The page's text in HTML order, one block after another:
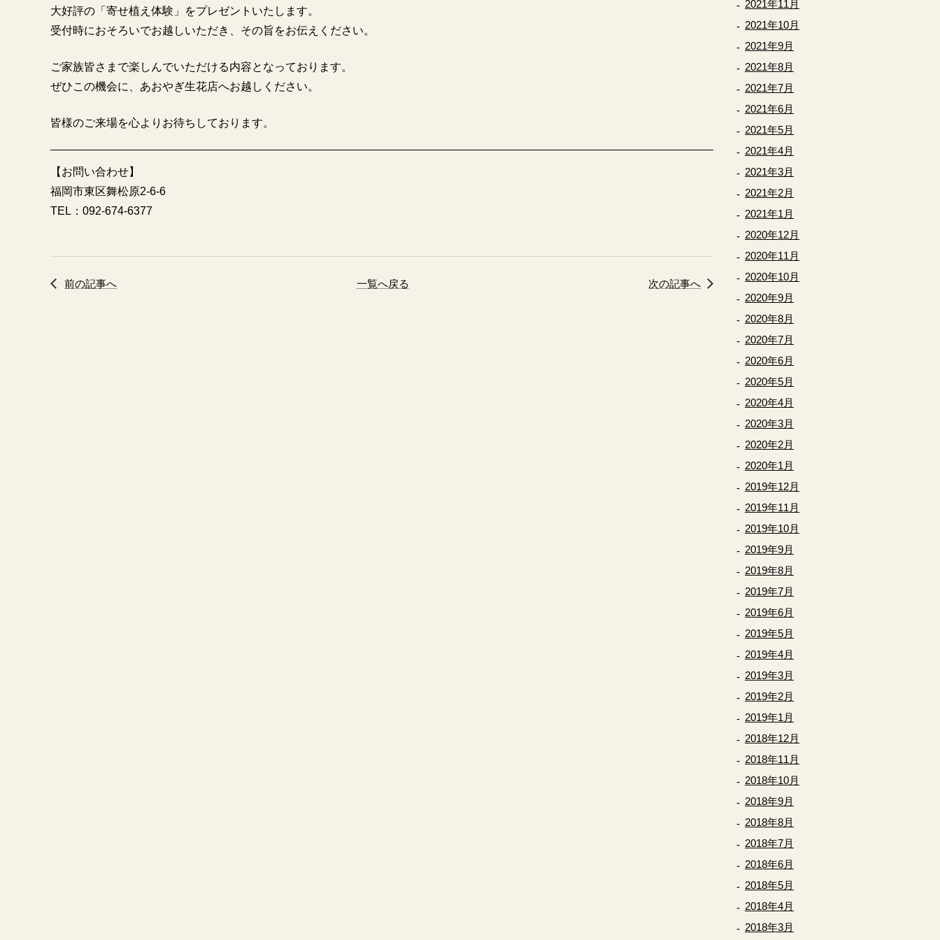
大好評の「寄せ植え体験」をプレゼントいたします。
受付時におそろいでお越しいただき、その旨をお伝えください。
ご家族皆さまで楽しんでいただける内容となっております。
ぜひこの機会に、あおやぎ生花店へお越しください。
皆様のご来場を心よりお待ちしております。
【お問い合わせ】
福岡市東区舞松原2-6-6
TEL：092-674-6377
前の記事へ 一覧へ戻る 次の記事へ
2021年11月
2021年10月
2021年9月
2021年8月
2021年7月
2021年6月
2021年5月
2021年4月
2021年3月
2021年2月
2021年1月
2020年12月
2020年11月
2020年10月
2020年9月
2020年8月
2020年7月
2020年6月
2020年5月
2020年4月
2020年3月
2020年2月
2020年1月
2019年12月
2019年11月
2019年10月
2019年9月
2019年8月
2019年7月
2019年6月
2019年5月
2019年4月
2019年3月
2019年2月
2019年1月
2018年12月
2018年11月
2018年10月
2018年9月
2018年8月
2018年7月
2018年6月
2018年5月
2018年4月
2018年3月